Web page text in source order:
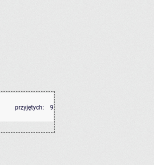
przyjętych: 9